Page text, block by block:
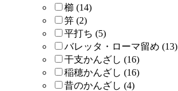
櫛 (14)
笄 (2)
平打ち (5)
バレッタ・ローマ留め (13)
干支かんざし (16)
稲穂かんざし (16)
昔のかんざし (4)